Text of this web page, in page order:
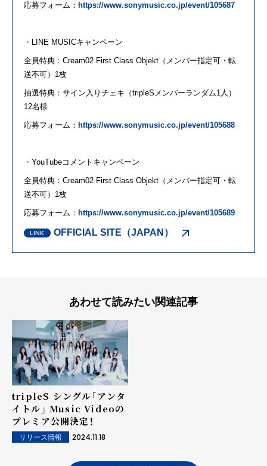
応募フォーム： https://www.sonymusic.co.jp/event/105687
・ LINE MUSICキャンペーン
全員特典： Cream02 First Class Objekt （メンバー指定可・転
送不可） 1枚
抽選特典：サイン入りチェキ（tripleS メンバーランダム1人 ）
12名様
応募フォーム： https://www.sonymusic.co.jp/event/105688
・ YouTubeコメントキャンペーン
全員特典： Cream02 First Class Objekt （メンバー指定可・転
送不可） 1枚
応募フォーム： https://www.sonymusic.co.jp/event/105689
OFFICIAL SITE（JAPAN）
あわせて読みたい関連記事
tripleS シングル「アンタ
イトル」 Music Videoの
プレミア公開決定！
リリース情報 2024.11.18